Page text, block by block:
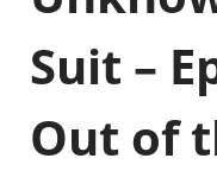
Suit –
Out of